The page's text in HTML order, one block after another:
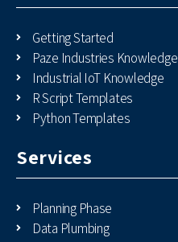
Getting Started
Paze Industries Knowledge
Industrial IoT Knowledge
R Script Templates
Python Templates
Services
Planning Phase
Data Plumbing